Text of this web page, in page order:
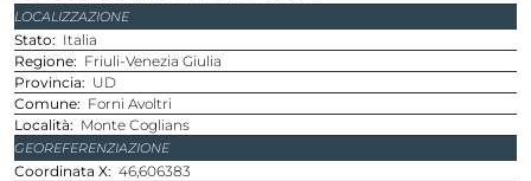
LOCALIZZAZIONE
Stato
Italia
Regione
Friuli-Venezia Giulia
Provincia
UD
Comune
Forni Avoltri
Località
Monte Coglians
GEOREFERENZIAZIONE
Coordinata X 46,606383